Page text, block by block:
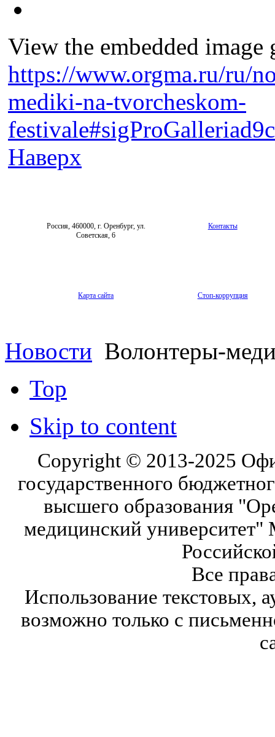
View the embedded
https://www.orgma.ru/ru/
mediki-na-tvorcheskom-
Наверх
Россия, 460000, г. Оренбург, ул.
Советская, 6
Контакты
Карта сайта Стоп-коррупция
Новости
Top
Skip to content
Copyright © 2013-2025
государственного
высшего образования
медицинский университет"
Все
Использование текстовых,
возможно только с